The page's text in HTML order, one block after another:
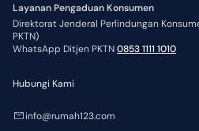
Layanan Pengaduan Konsumen
Direktorat Jenderal Perlindungan
PKTN)
WhatsApp Ditjen PKTN0853 1111 1010
Hubungi Kami
info@rumah123.com